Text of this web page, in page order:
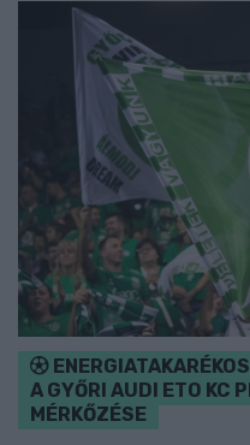
A GYŐRI AUDI ETO KC
MÉRKŐZÉSE